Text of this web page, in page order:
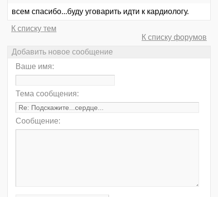
всем спасибо...буду уговарить идти к кардиологу.
К списку тем
К списку форумов
Добавить новое сообщение
Ваше имя:
Тема сообщения:
Сообщение: